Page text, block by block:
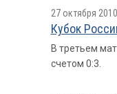
27 октября 2010
Кубок
В третьем
счетом 0:3.